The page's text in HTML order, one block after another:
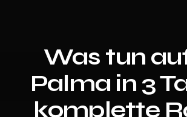
Was tun
Palma in 3
komplette